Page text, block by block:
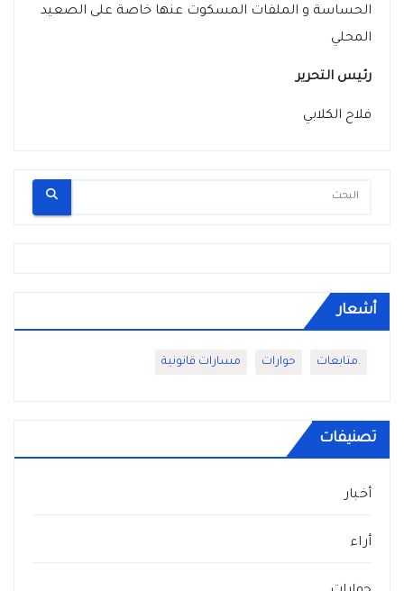
الحساسة و الملفات المسكوت عنها خاصة على الصعيد
المحلي
رئيس التحرير
فلاح الكلابي
أشعار
.متابعات حوارات مسارات قانونية
تصنيفات
أخبار
أراء